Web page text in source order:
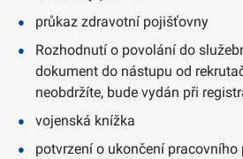
průkaz zdravotní pojišťovny
Rozhodnutí o povolání do
dokument do nástupu od
neobdržíte, bude vydán při
vojenská knížka
potvrzení o ukončení